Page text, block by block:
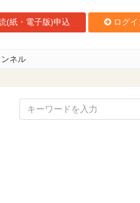
(紙・電子版)申込 ログイ
ネル